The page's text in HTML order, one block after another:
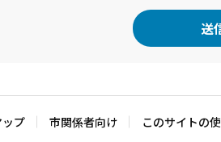
プ 市関係者向け このサイトの